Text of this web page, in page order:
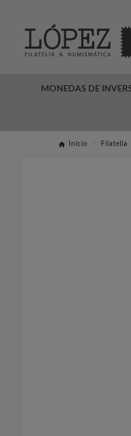
MONEDAS DE
Inicio Filatelia